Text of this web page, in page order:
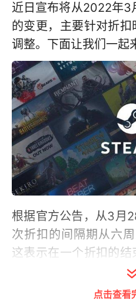
近日宣布将从2022年3
的变更，主要针对折
调整。下面让我们一起
根据官方公告，从3月
次折扣的间隔期从六
这表示在一个折扣的
开始日期之间，最少
却期适用于 Steam
点击查看